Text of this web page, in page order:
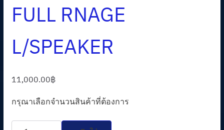
FULL RNAGE
L/SPEAKER
11,000.00฿
กรุณาเลือกจำนวนสินค้าที่ต้องการ
จำนวน